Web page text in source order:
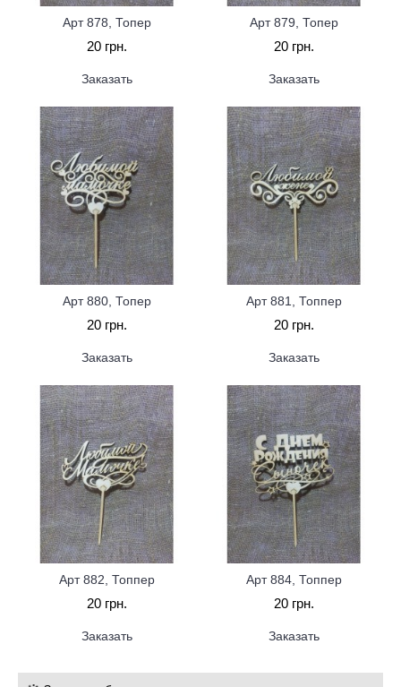
Арт 878, Топер
20 грн.
Заказать
Арт 879, Топер
20 грн.
Заказать
Арт 880, Топер
20 грн.
Заказать
Арт 881, Топпер
20 грн.
Заказать
Арт 882, Топпер
20 грн.
Заказать
Арт 884, Топпер
20 грн.
Заказать